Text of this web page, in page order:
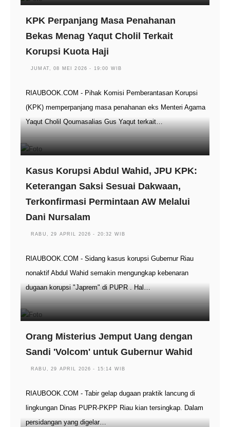
KPK Perpanjang Masa Penahanan
Bekas Menag Yaqut Cholil Terkait
Korupsi Kuota Haji
JUMAT, 08 MEI 2026 - 19:00 WIB
RIAUBOOK.COM - Pihak Komisi Pemberantasan Korupsi
(KPK) memperpanjang masa penahanan eks Menteri Agama
Yaqut Cholil Qoumasalias Gus Yaqut terkait…
Kasus Korupsi Abdul Wahid, JPU KPK:
Keterangan Saksi Sesuai Dakwaan,
Terkonfirmasi Permintaan AW Melalui
Dani Nursalam
RABU, 29 APRIL 2026 - 20:32 WIB
RIAUBOOK.COM - Sidang kasus korupsi Gubernur Riau
nonaktif Abdul Wahid semakin mengungkap kebenaran
dugaan korupsi "Japrem" di PUPR . Hal…
Orang Misterius Jemput Uang dengan
Sandi 'Volcom' untuk Gubernur Wahid
RABU, 29 APRIL 2026 - 15:14 WIB
RIAUBOOK.COM - Tabir gelap dugaan praktik lancung di
lingkungan Dinas PUPR-PKPP Riau kian tersingkap. Dalam
persidangan yang digelar…